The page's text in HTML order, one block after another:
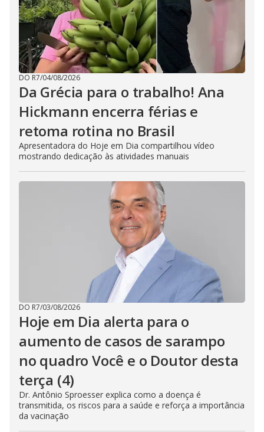
DO R7/04/08/2026
Da Grécia para o trabalho! Ana
Hickmann encerra férias e
retoma rotina no Brasil
Apresentadora do Hoje em Dia compartilhou vídeo
mostrando dedicação às atividades manuais
DO R7/03/08/2026
Hoje em Dia alerta para o
aumento de casos de sarampo
no quadro Você e o Doutor desta
terça (4)
Dr. Antônio Sproesser explica como a doença é
transmitida, os riscos para a saúde e reforça a importância
da vacinação